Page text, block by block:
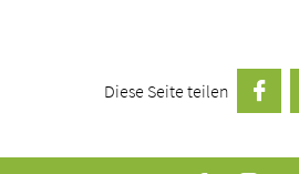
Diese Seite teilen